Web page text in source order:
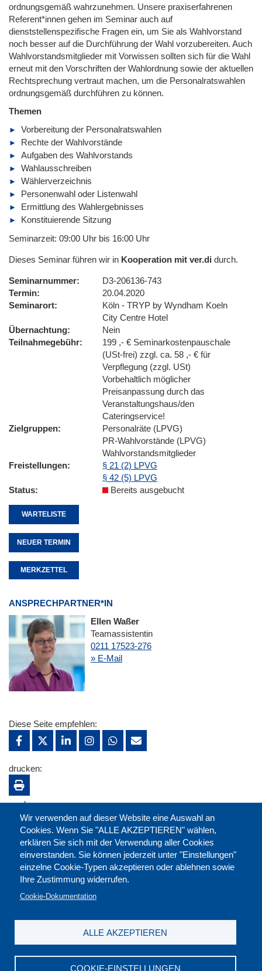
ordnungsgemäß wahrzunehmen. Unsere praxiserfahrenen
Referent*innen gehen im Seminar auch auf
dienststellenspezifische Fragen ein, um Sie als Wahlvorstand
noch besser auf die Durchführung der Wahl vorzubereiten. Auch
Wahlvorstandsmitglieder mit Vorwissen sollten sich für die Wahl
erneut mit den Vorschriften der Wahlordnung sowie der aktuellen
Rechtsprechung vertraut machen, um die Personalratswahlen
ordnungsgemäß durchführen zu können.
Themen
Vorbereitung der Personalratswahlen
Rechte der Wahlvorstände
Aufgaben des Wahlvorstands
Wahlausschreiben
Wählerverzeichnis
Personenwahl oder Listenwahl
Ermittlung des Wahlergebnisses
Konstituierende Sitzung
Seminarzeit: 09:00 Uhr bis 16:00 Uhr
Dieses Seminar führen wir in Kooperation mit ver.di durch.
Seminarnummer
D3-206136-743
Termin
20.04.2020
Seminarort
Köln - TRYP by Wyndham Koeln
City Centre Hotel
Übernachtung
Nein
Teilnahmegebühr
199 ,- € Seminarkostenpauschale
(USt-frei) zzgl. ca. 58 ,- € für
Verpflegung (zzgl. USt)
Vorbehaltlich möglicher
Preisanpassung durch das
Veranstaltungshaus/den
Cateringservice!
Zielgruppen
Personalräte (LPVG)
PR-Wahlvorstände (LPVG)
Wahlvorstandsmitglieder
Freistellungen
§ 21 (2) LPVG
§ 42 (5) LPVG
Status
Bereits ausgebucht
WARTELISTE
NEUER TERMIN
MERKZETTEL
ANSPRECHPARTNER*IN
Ellen Waßer
Teamassistentin
0211 17523-276
» E-Mail
Wir verwenden auf dieser Website eine Auswahl an
Cookies. Wenn Sie "ALLE AKZEPTIEREN" wählen,
erklären Sie sich mit der Verwendung aller Cookies
einverstanden. Sie können jederzeit unter "Einstellungen"
einzelne Cookie-Typen akzeptieren oder ablehnen sowie
Ihre Zustimmung widerrufen.
Cookie-Dokumentation
COOKIE-EINSTELLUNGEN
ALLE AKZEPTIEREN
Diese Seite empfehlen:
drucken:
merken: